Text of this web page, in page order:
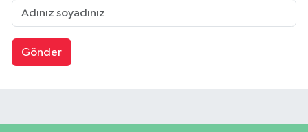
Gönder